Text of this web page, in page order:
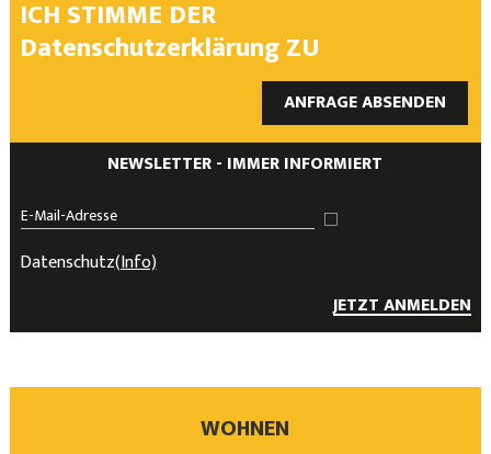
ICH STIMME DER
DatenschutzerklärungZU
ANFRAGE ABSENDEN
NEWSLETTER - IMMER INFORMIERT
Datenschutz(Info)
JETZT ANMELDEN
WOHNEN